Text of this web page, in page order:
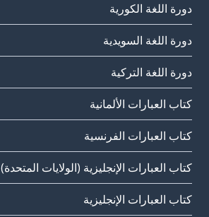
دورة اللغة الكورية
دورة اللغة السويدية
دورة اللغة التركية
كتاب العبارات الألمانية
كتاب العبارات الفرنسية
كتاب العبارات الإنجليزية (الولايات المتحدة)
كتاب العبارات الإنجليزية